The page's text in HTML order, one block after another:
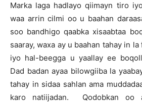
Marka laga hadlayo qiimayn tiro
waa arrin cilmi oo u baahan
soo bandhigo qaabka xisaabtaa
saaray, waxa ay u baahan tahay in
iyo hal-beegga u yaallay ee
Dad badan ayaa bilowgiiba la
tahay in sidaa sahlan ama
karo natiijadan. Qodobkan oo